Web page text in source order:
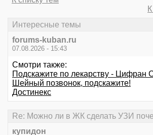
Интересные темы
forums-kuban.ru
07.08.2026 - 15:43
Смотри также:
Подскажите по лекарству - Цифран
Шейный позвонок, подскажите!
Достинекс
Re: Можно ли в ЖК сделать УЗИ
купидон